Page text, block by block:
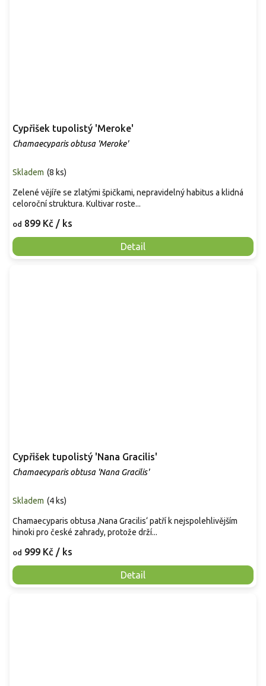
Cypřišek tupolistý 'Meroke'
Chamaecyparis obtusa 'Meroke'
Skladem (8 ks)
od 899 Kč / ks
Detail
Zelené vějíře se zlatými špičkami, nepravidelný habitus a klidná
celoroční struktura. Kultivar roste...
Cypřišek tupolistý 'Nana Gracilis'
Chamaecyparis obtusa 'Nana Gracilis'
Skladem (4 ks)
od 999 Kč / ks
Detail
Chamaecyparis obtusa ‚Nana Gracilis‘ patří k nejspolehlivějším
hinoki pro české zahrady, protože drží...